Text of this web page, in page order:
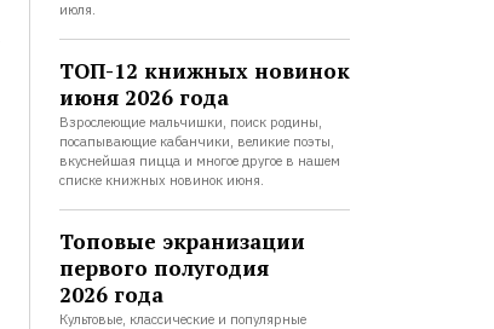
июля.
ТОП-12 книжных новинок
июня 2026 года
Взрослеющие мальчишки, поиск родины,
посапывающие кабанчики, великие поэты,
вкуснейшая пицца и многое другое в нашем
списке книжных новинок июня.
Топовые экранизации
первого полугодия
2026 года
Культовые, классические и популярные